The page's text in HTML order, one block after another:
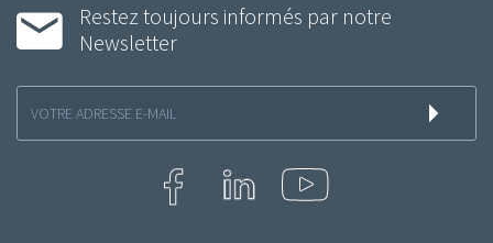
Restez toujours informés par notre
Newsletter
la